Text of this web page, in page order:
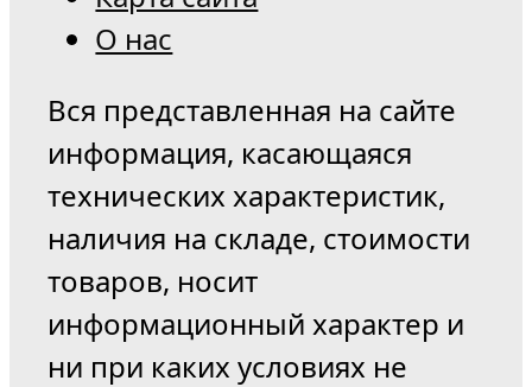
О нас
Вся представленная на сайте
информация, касающаяся
технических характеристик,
наличия на складе, стоимости
товаров, носит
информационный характер и
ни при каких условиях не